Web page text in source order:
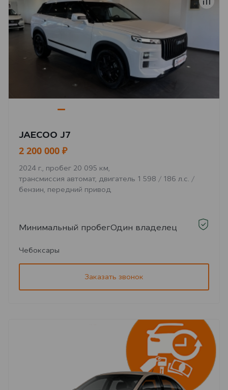
JAECOO J7
2 200 000 ₽
2024 г., пробег 20 095 км,
трансмиссия автомат, двигатель 1 598 / 186 л.с. /
бензин, передний привод
Минимальный пробегОдин владелец
Чебоксары
Заказать звонок